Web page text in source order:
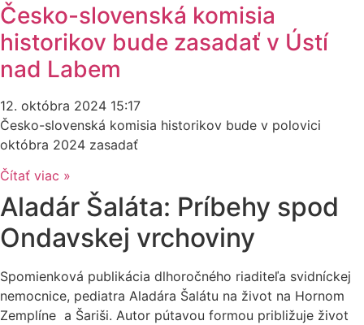
Česko-slovenská komisia
historikov bude zasadať v Ústí
nad Labem
12. októbra 2024 15:17
Česko-slovenská komisia historikov bude v polovici
októbra 2024 zasadať
Čítať viac »
Aladár Šaláta: Príbehy spod
Ondavskej vrchoviny
Spomienková publikácia dlhoročného riaditeľa svidníckej
nemocnice, pediatra Aladára Šalátu na život na Hornom
Zemplíne a Šariši. Autor pútavou formou približuje život